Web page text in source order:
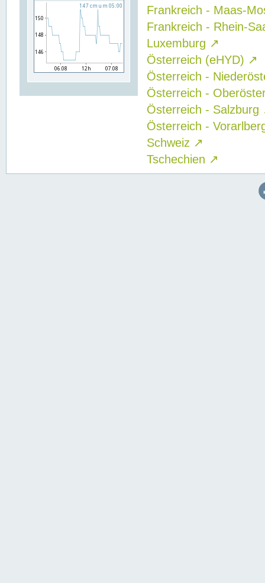
Frankreich - Maas-
Frankreich - Rhein-
Luxemburg ↗
Österreich (eHYD) ↗
Österreich -
Österreich -
Österreich - Salzburg
Österreich -
Schweiz ↗
Tschechien ↗